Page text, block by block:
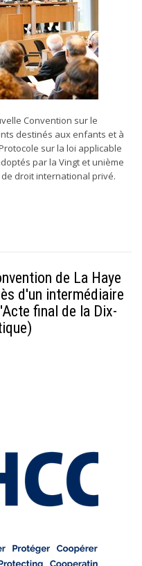
Convention sur le
destinés aux enfants et à
sur la loi applicable
par la Vingt et unième
droit international privé.
de La Haye
d'un intermédiaire
final de la Dix-